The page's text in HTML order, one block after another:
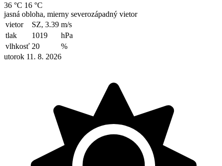
36 °C 16 °C
jasná obloha, mierny severozápadný vietor
vietor
SZ, 3.39 m/s
tlak
1019
hPa
vlhkosť 20
%
utorok 11. 8. 2026